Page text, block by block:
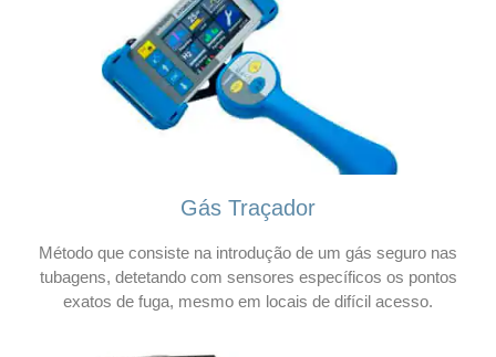
Gás Traçador
Método que consiste na introdução de um gás seguro nas
tubagens, detetando com sensores específicos os pontos
exatos de fuga, mesmo em locais de difícil acesso.